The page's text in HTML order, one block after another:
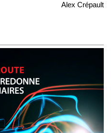
Alex Crépault